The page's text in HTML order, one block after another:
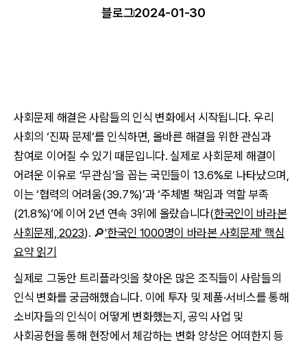
블로그2024-01-30
사회문제 해결은 사람들의 인식 변화에서 시작됩니다. 우리
사회의 ‘진짜 문제’를 인식하면, 올바른 해결을 위한 관심과
참여로 이어질 수 있기 때문입니다. 실제로 사회문제 해결이
어려운 이유로 ‘무관심’을 꼽는 국민들이 13.6%로 나타났으며,
이는 ‘협력의 어려움(39.7%)’과 ‘주체별 책임과 역할 부족
(21.8%)’에 이어 2년 연속 3위에 올랐습니다(한국인이 바라본
사회문제, 2023). 🔎'한국인 1000명이 바라본 사회문제' 핵심
요약 읽기
실제로 그동안 트리플라잇을 찾아온 많은 조직들이 사람들의
인식 변화를 궁금해했습니다. 이에 투자 및 제품·서비스를 통해
소비자들의 인식이 어떻게 변화했는지, 공익 사업 및
사회공헌을 통해 현장에서 체감하는 변화 양상은 어떠한지 등